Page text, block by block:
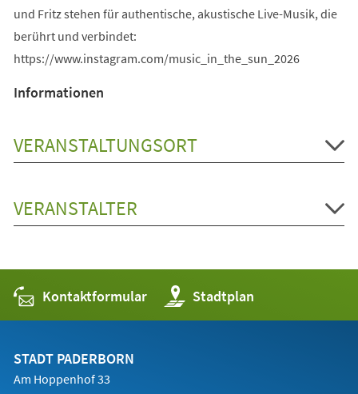
und Fritz stehen für authentische, akustische Live-Musik, die
berührt und verbindet:
https://www.instagram.com/music_in_the_sun_2026
Informationen
VERANSTALTUNGSORT
VERANSTALTER
Kontaktformular Stadtplan
(Öffnet
in
einem
STADT PADERBORN
Am Hoppenhof 33